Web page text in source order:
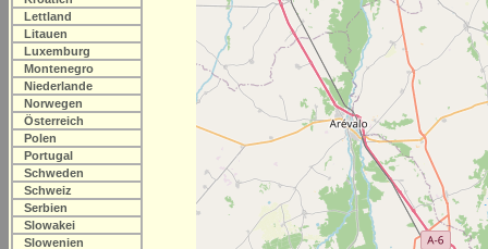
Lettland
Litauen
Luxemburg
Montenegro
Niederlande
Norwegen
Österreich
Polen
Portugal
Schweden
Schweiz
Serbien
Slowakei
Slowenien